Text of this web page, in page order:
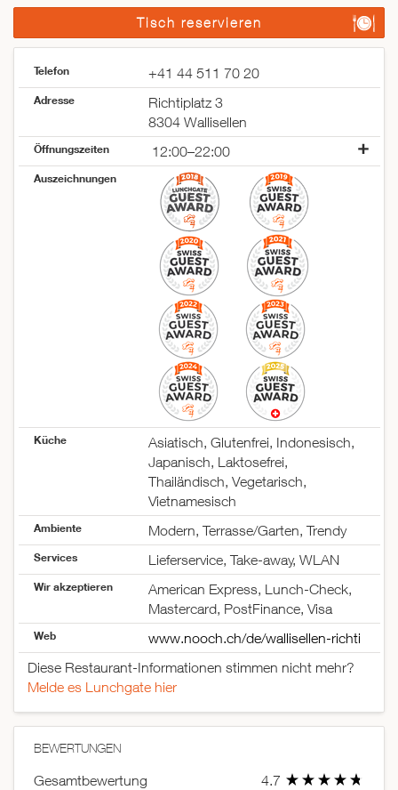
Tisch reservieren
Telefon +41 44 511 70 20
Adresse
Richtiplatz 3
8304 Wallisellen
Öffnungszeiten
12:00–22:00
Montag
11:00–23:00
11:00–23:00
11:00–23:00
11:00–23:00
11:00–23:00
11:00–23:00
12:00–22:00
Auszeichnungen
Küche
Asiatisch, Glutenfrei, Indonesisch,
Japanisch, Laktosefrei,
Thailändisch, Vegetarisch,
Vietnamesisch
Ambiente Modern, Terrasse/Garten, Trendy
Services Lieferservice, Take-away, WLAN
Wir akzeptieren
American Express, Lunch-Check,
Mastercard, PostFinance, Visa
Web
www.nooch.ch/de/wallisellen-richti
Diese Restaurant-Informationen stimmen nicht mehr?
Melde es Lunchgate hier
BEWERTUNGEN
Gesamtbewertung
4.7